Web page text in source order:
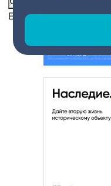
End of dialog window.